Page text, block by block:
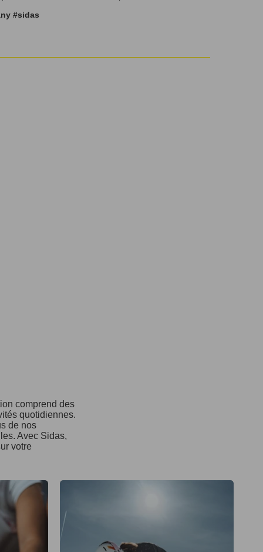
#sidas
comprend des
quotidiennes.
de nos
Avec Sidas,
votre